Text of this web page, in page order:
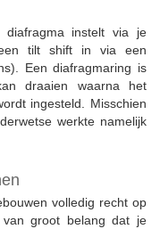
instelt via je
tilt shift in via een
Een diafragmaring is
draaien waarna het
ingesteld. Misschien
werkte namelijk
volledig recht op
groot belang dat je